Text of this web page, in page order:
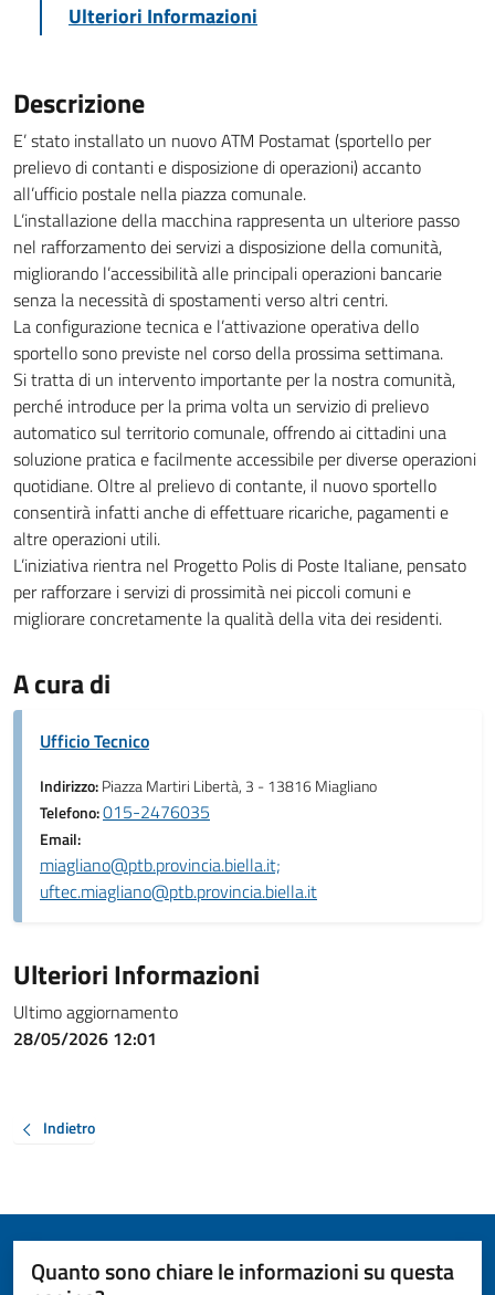
Ulteriori Informazioni
Descrizione
E’ stato installato un nuovo ATM Postamat (sportello per
prelievo di contanti e disposizione di operazioni) accanto
all’ufficio postale nella piazza comunale.
L’installazione della macchina rappresenta un ulteriore passo
nel rafforzamento dei servizi a disposizione della comunità,
migliorando l’accessibilità alle principali operazioni bancarie
senza la necessità di spostamenti verso altri centri.
La configurazione tecnica e l’attivazione operativa dello
sportello sono previste nel corso della prossima settimana.
Si tratta di un intervento importante per la nostra comunità,
perché introduce per la prima volta un servizio di prelievo
automatico sul territorio comunale, offrendo ai cittadini una
soluzione pratica e facilmente accessibile per diverse operazioni
quotidiane. Oltre al prelievo di contante, il nuovo sportello
consentirà infatti anche di effettuare ricariche, pagamenti e
altre operazioni utili.
L’iniziativa rientra nel Progetto Polis di Poste Italiane, pensato
per rafforzare i servizi di prossimità nei piccoli comuni e
migliorare concretamente la qualità della vita dei residenti.
A cura di
Ufficio Tecnico
Indirizzo:Piazza Martiri Libertà, 3 - 13816 Miagliano
Telefono:015-2476035
Email:
miagliano@ptb.provincia.biella.it;
uftec.miagliano@ptb.provincia.biella.it
Ulteriori Informazioni
Ultimo aggiornamento
28/05/2026 12:01
Indietro
Quanto sono chiare le informazioni su questa